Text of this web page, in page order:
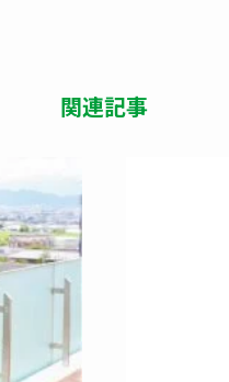
関連記事